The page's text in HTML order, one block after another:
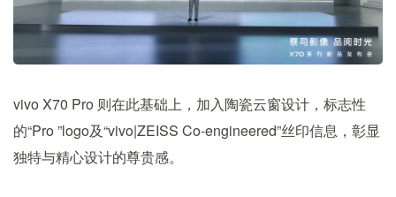
vivo X70 Pro 则在此基础上，加入陶瓷云窗设计，标志性
的“Pro ”logo及“vivo|ZEISS Co-engineered”丝印信息，彰显
独特与精心设计的尊贵感。